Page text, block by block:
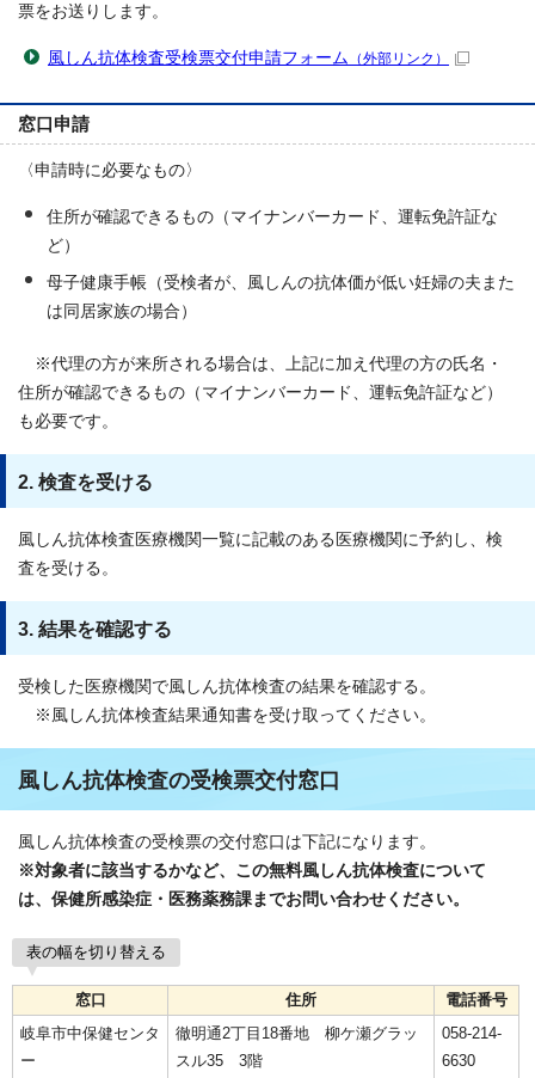
票をお送りします。
風しん抗体検査受検票交付申請フォーム （外部リンク）
窓口申請
〈申請時に必要なもの〉
住所が確認できるもの（マイナンバーカード、運転免許証な
ど）
母子健康手帳（受検者が、風しんの抗体価が低い妊婦の夫また
は同居家族の場合）
※代理の方が来所される場合は、上記に加え代理の方の氏名・
住所が確認できるもの（マイナンバーカード、運転免許証など）
も必要です。
2. 検査を受ける
風しん抗体検査医療機関一覧に記載のある医療機関に予約し、検
査を受ける。
3. 結果を確認する
受検した医療機関で風しん抗体検査の結果を確認する。
※風しん抗体検査結果通知書を受け取ってください。
風しん抗体検査の受検票交付窓口
風しん抗体検査の受検票の交付窓口は下記になります。
※対象者に該当するかなど、この無料風しん抗体検査について
は、保健所感染症・医務薬務課までお問い合わせください。
表の幅を切り替える
窓口 住所
電話番号
岐阜市中保健センタ
ー
徹明通2丁目18番地 柳ケ瀬グラッ
スル35 3階
058-214-
6630